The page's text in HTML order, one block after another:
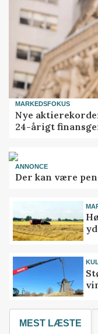
MARKEDSFOKUS
Nye
24-årigt
ANNONCE
Der kan være
MEST LÆSTE